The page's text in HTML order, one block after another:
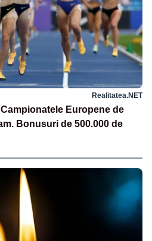
Realitatea.NET
Europene de
Bonusuri de 500.000 de